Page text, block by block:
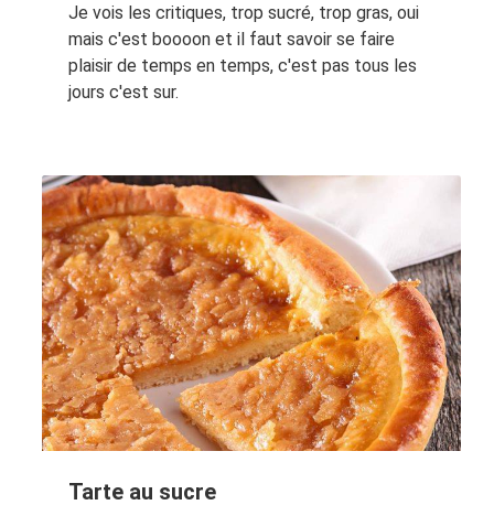
Je vois les critiques, trop sucré, trop gras, oui
mais c'est boooon et il faut savoir se faire
plaisir de temps en temps, c'est pas tous les
jours c'est sur.
Tarte au sucre